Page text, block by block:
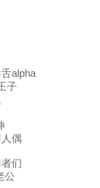
alpha
子
偶
们
公